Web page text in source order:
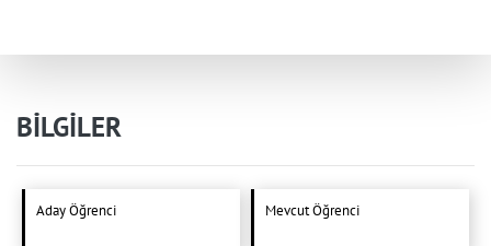
BİLGİLER
Aday Öğrenci Mevcut Öğrenci